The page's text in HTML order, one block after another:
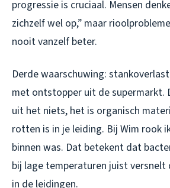
progressie is cruciaal. Mensen
zichzelf wel op,” maar
nooit vanzelf beter.
Derde waarschuwing:
met ontstopper uit de supermarkt.
uit het niets, het is organisch
rotten is in je leiding. Bij Wim rook
binnen was. Dat betekent dat
bij lage temperaturen juist
in de leidingen.